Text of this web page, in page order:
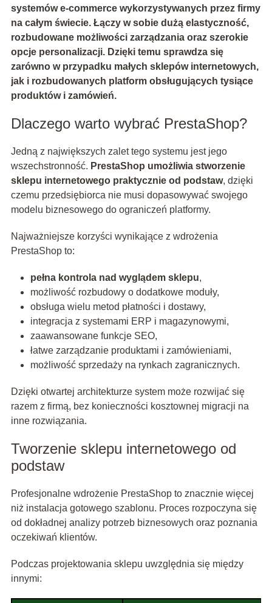
systemów e-commerce wykorzystywanych przez firmy
na całym świecie. Łączy w sobie dużą elastyczność,
rozbudowane możliwości zarządzania oraz szerokie
opcje personalizacji. Dzięki temu sprawdza się
zarówno w przypadku małych sklepów internetowych,
jak i rozbudowanych platform obsługujących tysiące
produktów i zamówień.
Dlaczego warto wybrać PrestaShop?
Jedną z największych zalet tego systemu jest jego
wszechstronność. PrestaShop umożliwia stworzenie
sklepu internetowego praktycznie od podstaw, dzięki
czemu przedsiębiorca nie musi dopasowywać swojego
modelu biznesowego do ograniczeń platformy.
Najważniejsze korzyści wynikające z wdrożenia
PrestaShop to:
pełna kontrola nad wyglądem sklepu,
możliwość rozbudowy o dodatkowe moduły,
obsługa wielu metod płatności i dostawy,
integracja z systemami ERP i magazynowymi,
zaawansowane funkcje SEO,
łatwe zarządzanie produktami i zamówieniami,
możliwość sprzedaży na rynkach zagranicznych.
Dzięki otwartej architekturze system może rozwijać się
razem z firmą, bez konieczności kosztownej migracji na
inne rozwiązania.
Tworzenie sklepu internetowego od
podstaw
Profesjonalne wdrożenie PrestaShop to znacznie więcej
niż instalacja gotowego szablonu. Proces rozpoczyna się
od dokładnej analizy potrzeb biznesowych oraz poznania
oczekiwań klientów.
Podczas projektowania sklepu uwzględnia się między
innymi: